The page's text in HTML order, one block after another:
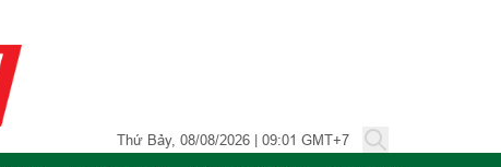
Thứ Bảy, 08/08/2026 | 09:01 GMT+7